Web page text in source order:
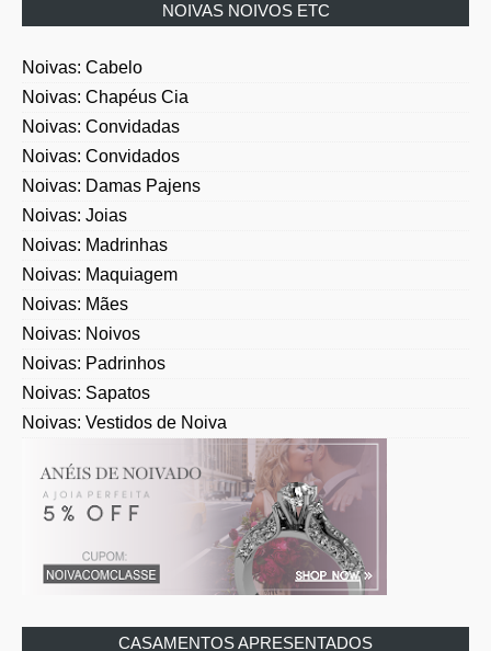
Noivas: Chapéus Cia
Noivas: Convidadas
Noivas: Convidados
Noivas: Damas Pajens
Noivas: Joias
Noivas: Madrinhas
Noivas: Maquiagem
Noivas: Mães
Noivas: Noivos
Noivas: Padrinhos
Noivas: Sapatos
Noivas: Vestidos de Noiva